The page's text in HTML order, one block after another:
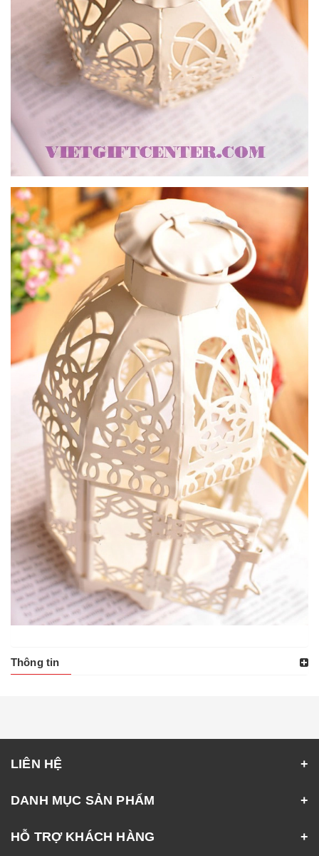
Thông tin
LIÊN HỆ
DANH MỤC SẢN PHẨM
HỖ TRỢ KHÁCH HÀNG